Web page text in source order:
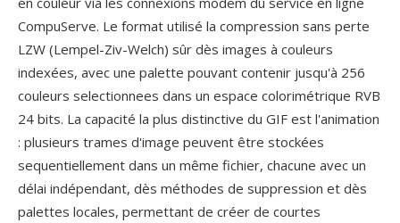
CompuServe. Le format utilisé la compression sans perte
LZW (Lempel-Ziv-Welch) sûr dès images à couleurs
indexées, avec une palette pouvant contenir jusqu'à 256
couleurs selectionnees dans un espace colorimétrique RVB
24 bits. La capacité la plus distinctive du GIF est l'animation
: plusieurs trames d'image peuvent être stockées
sequentiellement dans un même fichier, chacune avec un
délai indépendant, dès méthodes de suppression et dès
palettes locales, permettant de créer de courtes